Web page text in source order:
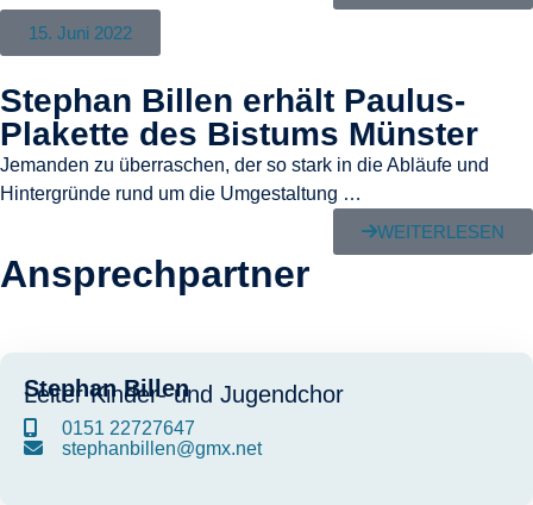
15. Juni 2022
Stephan Billen erhält Paulus-
Plakette des Bistums Münster
Jemanden zu überraschen, der so stark in die Abläufe und
Hintergründe rund um die Umgestaltung …
WEITERLESEN
Ansprechpartner
Stephan Billen
Leiter Kinder- und Jugendchor
0151 22727647
stephanbillen@gmx.net